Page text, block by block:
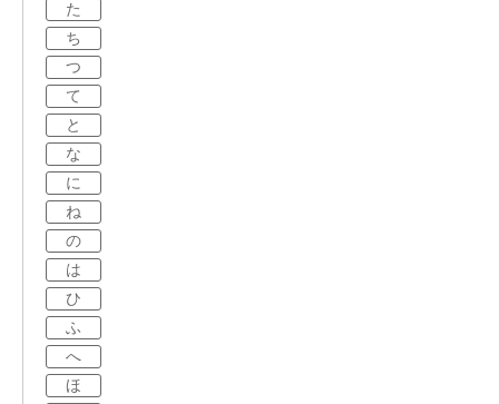
た
ち
つ
て
と
な
に
ね
の
は
ひ
ふ
へ
ほ